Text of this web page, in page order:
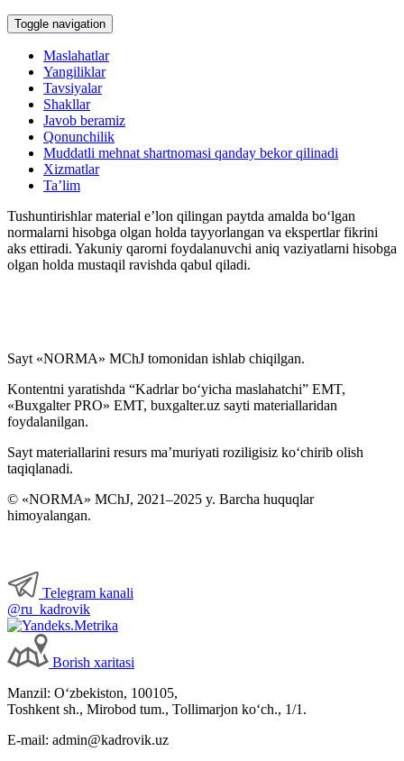
Toggle navigation
Maslahatlar
Yangiliklar
Tavsiyalar
Shakllar
Javob beramiz
Qonunchilik
Muddatli mehnat shartnomasi qanday bekor qilinadi
Xizmatlar
Ta’lim
Tushuntirishlar material e’lon qilingan paytda amalda boʻlgan
normalarni hisobga olgan holda tayyorlangan va ekspertlar fikrini
aks ettiradi. Yakuniy qarorni foydalanuvchi aniq vaziyatlarni hisobga
olgan holda mustaqil ravishda qabul qiladi.
Sayt «NORMA» MChJ tomonidan ishlab chiqilgan.
Kontentni yaratishda “Kadrlar boʻyicha maslahatchi” EMT,
«Buxgalter PRO» EMT, buxgalter.uz sayti materiallaridan
foydalanilgan.
Sayt materiallarini resurs ma’muriyati roziligisiz koʻchirib olish
taqiqlanadi.
© «NORMA» MChJ, 2021–2025 y. Barcha huquqlar
himoyalangan.
Telegram kanali
@ru_kadrovik
Borish хaritasi
Manzil: Oʻzbekiston, 100105,
Toshkent sh., Mirobod tum., Tollimarjon koʻch., 1/1.
E-mail: admin@kadrovik.uz